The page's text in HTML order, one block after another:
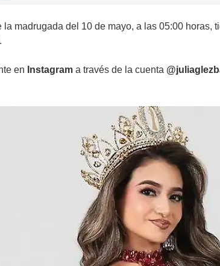
madrugada del 10 de mayo, a las 05:00
en Instagram a través de la cuenta